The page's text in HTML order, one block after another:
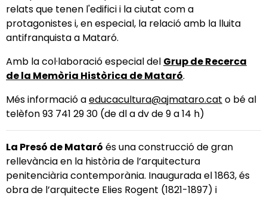
relats que tenen l'edifici i la ciutat com a
protagonistes i, en especial, la relació amb la lluita
antifranquista a Mataró.
Amb la col·laboració especial del Grup de Recerca
de la Memòria Històrica de Mataró.
Més informació aeducacultura@ajmataro.cat o bé al
telèfon 93 741 29 30 (de dl a dv de 9 a 14 h)
La Presó de Mataró és una construcció de gran
rellevància en la història de l’arquitectura
penitenciària contemporània. Inaugurada el 1863, és
obra de l’arquitecte Elies Rogent (1821-1897) i